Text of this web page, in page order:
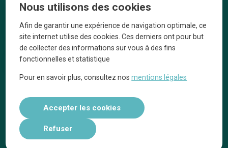
Accueil
Bonnes adresses
Quartiers
Blog
Tops 10
Artisans
A propos
On parle de nous
Nous utilisons des cookies
Afin de garantir une expérience de navigation optimale, ce
site internet utilise des cookies. Ces derniers ont pour but
de collecter des informations sur vous à des fins
fonctionnelles et statistique
Pour en savoir plus, consultez nosmentions légales
Accepter les cookies
Refuser